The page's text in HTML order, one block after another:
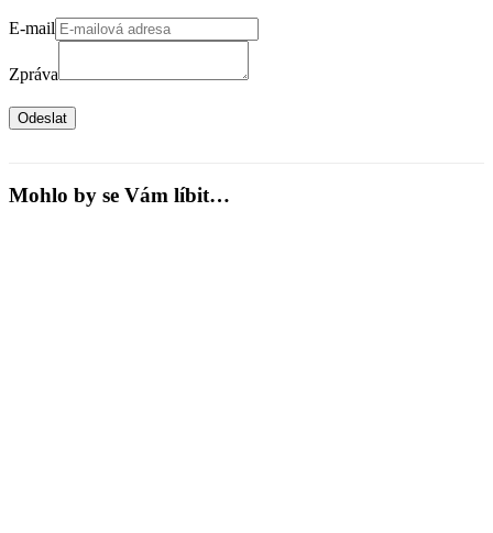
E-mail
Zpráva
Odeslat
Mohlo by se Vám líbit…